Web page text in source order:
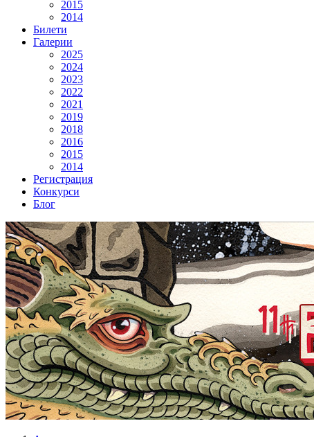
2015
2014
Билети
Галерии
2025
2024
2023
2022
2021
2019
2018
2016
2015
2014
Регистрация
Конкурси
Блог